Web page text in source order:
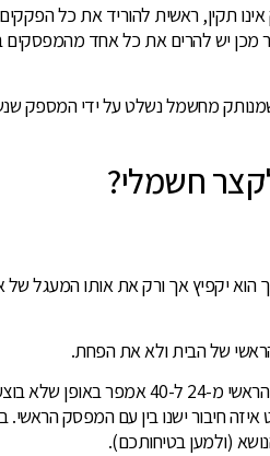
תקין, ראשית להוריד את כל
יש להרים את כל אחד מהמפסקים
שמנותק מחשמל נשלט על ידי המספק
חשמלי?
יקפיץ אך ורק את אותו המעגל של
של הבית ולא את הפחת.
במקרים מסוימים נשים לב שישנה הגדלה של המפסק הראשי מ-24
חיבור ישנו בין עם המפסק הראשי.
(ולמען בטיחותכם).